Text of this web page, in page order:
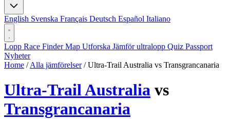
English Svenska Français Deutsch Español Italiano
Lopp Race FinderMap Utforska Jämför ultralopp Quiz Passport
Nyheter
Home / Alla jämförelser / Ultra-Trail Australia vs Transgrancanaria
Ultra-Trail Australia vs
Transgrancanaria